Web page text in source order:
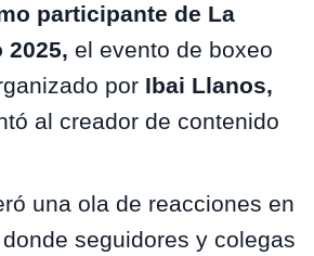
participante de La
2025, el evento de boxeo
por Ibai Llanos,
al creador de contenido
una ola de reacciones en
seguidores y colegas